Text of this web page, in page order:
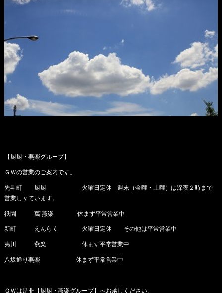
【厨厨・燕楽グループ】
ＧＷの営業のご案内です。
先斗町 厨厨 火曜日定休 週末（金曜・土曜）は深夜２時まで
営業しｙています。
祇園 萬’燕楽 休まず平常営業中
新町 えんらく 火曜日定休 その他は平常営業中
夷川 燕楽 休まず平常営業中
八坂通り燕楽 休まず平常営業中
ＧＷは是非【厨厨・燕楽グループ】へお越しください。